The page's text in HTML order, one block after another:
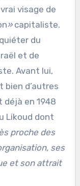
visage de
» capitaliste.
du
et de
Avant lui,
bien d’autres
en 1948
Likoud dont
proche des
ses
et son attrait